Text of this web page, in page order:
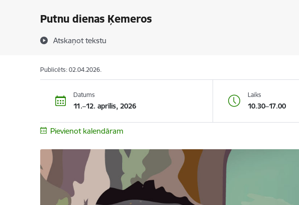
Putnu dienas Ķemeros
Atskaņot tekstu
Publicēts: 02.04.2026.
Datums
11.–12. aprīlis, 2026
Laiks
10.30–17.00
Pievienot kalendāram